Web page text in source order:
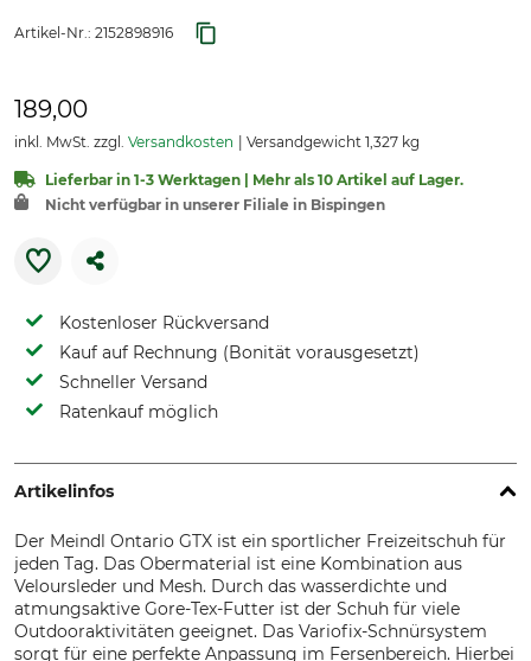
Artikel-Nr.: 2152898916
189,00
inkl. MwSt. zzgl. Versandkosten Versandgewicht 1,327 kg
Lieferbar in 1-3 Werktagen | Mehr als 10 Artikel auf Lager.
Nicht verfügbar in unserer Filiale in Bispingen
Kostenloser Rückversand
Kauf auf Rechnung (Bonität vorausgesetzt)
Schneller Versand
Ratenkauf möglich
Artikelinfos
Der Meindl Ontario GTX ist ein sportlicher Freizeitschuh für
jeden Tag. Das Obermaterial ist eine Kombination aus
Veloursleder und Mesh. Durch das wasserdichte und
atmungsaktive Gore-Tex-Futter ist der Schuh für viele
Outdooraktivitäten geeignet. Das Variofix-Schnürsystem
sorgt für eine perfekte Anpassung im Fersenbereich. Hierbei